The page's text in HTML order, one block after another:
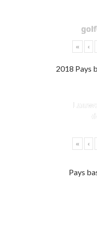
« ‹
2018 Pays
« ‹
Pays